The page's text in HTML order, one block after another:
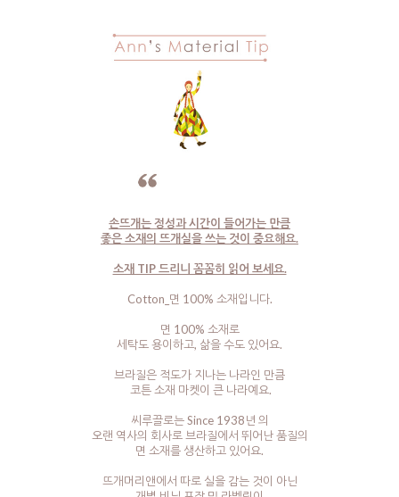
손뜨개는 정성과 시간이 들어가는 만큼
좋은 소재의 뜨개실을 쓰는 것이 중요해요.
소재 TIP 드리니 꼼꼼히 읽어 보세요.
Cotton_면 100% 소재입니다.
면 100% 소재로
세탁도 용이하고, 삶을 수도 있어요.
브라질은 적도가 지나는 나라인 만큼
코튼 소재 마켓이 큰 나라예요.
씨루끌로는 Since 1938년 의
오랜 역사의 회사로 브라질에서 뛰어난 품질의
면 소재를 생산하고 있어요.
뜨개머리앤에서 따로 실을 감는 것이 아닌